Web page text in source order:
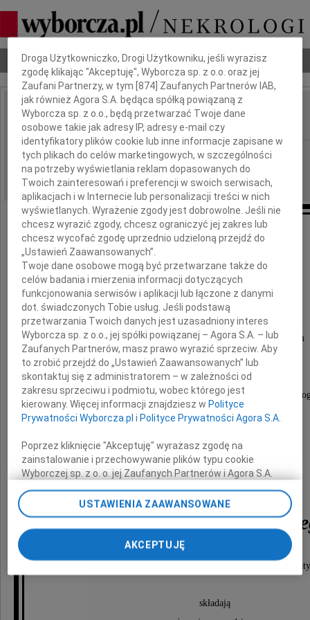
Nekrologi Odeszli Poradnik pogrzebowy
IMIĘ I NAZWISKO: Marian Klementowski
REGION: Lublin
DATA EMISJI: 03.12.2013
Podziękowanie
Serdeczne podziękowanie
Dyrektorowi oraz współpracownikom
Instytutu Historii i Teorii Państwa i Prawa,
Dziekanowi, Radzie Wydziału i Pracownikom
Wydziału Prawa i Administracji UMCS
oraz Wszystkim, którzy wzięli udział w uroczystościach
Mariana
za okazane współczucie, złożone wieńce i kwiaty
składają
Dbamy o Twoją prywatność
Droga Użytkowniczko, Drogi Użytkowniku, jeśli wyrazisz
zgodę klikając "Akceptuję", Wyborcza sp. z o.o. oraz jej
Zaufani Partnerzy, w tym [874 ] Zaufanych Partnerów IAB,
jak również Agora S.A. będąca spółką powiązaną z
Wyborcza sp. z o.o., będą przetwarzać Twoje dane
osobowe takie jak adresy IP, adresy e-mail czy
identyfikatory plików cookie lub inne informacje zapisane w
tych plikach do celów marketingowych, w szczególności
na potrzeby wyświetlania reklam dopasowanych do
Twoich zainteresowań i preferencji w swoich serwisach,
aplikacjach i w Internecie lub personalizacji treści w nich
wyświetlanych. Wyrażenie zgody jest dobrowolne. Jeśli nie
chcesz wyrazić zgody, chcesz ograniczyć jej zakres lub
chcesz wycofać zgodę uprzednio udzieloną przejdź do
„Ustawień Zaawansowanych”.
Twoje dane osobowe mogą być przetwarzane także do
celów badania i mierzenia informacji dotyczących
funkcjonowania serwisów i aplikacji lub łączone z danymi
dot. świadczonych Tobie usług. Jeśli podstawą
przetwarzania Twoich danych jest uzasadniony interes
Wyborcza sp. z o.o., jej spółki powiązanej – Agora S.A. – lub
Zaufanych Partnerów, masz prawo wyrazić sprzeciw. Aby
to zrobić przejdź do „Ustawień Zaawansowanych” lub
skontaktuj się z administratorem – w zależności od
zakresu sprzeciwu i podmiotu, wobec którego jest
kierowany. Więcej informacji znajdziesz w Polityce
Prywatności Wyborcza.pl i Polityce Prywatności Agora S.A.
Poprzez kliknięcie "Akceptuję" wyrażasz zgodę na
zainstalowanie i przechowywanie plików typu cookie
Wyborczej sp. z o. o. jej Zaufanych Partnerów i Agora S.A.
na Twoim urządzeniu końcowym. Możesz też w każdej
chwili zmienić swoje preferencje dot. plików cookie,
ponownie wywołując narzędzie do zarządzania Twoimi
preferencjami dot. przetwarzania danych poprzez
odnośnik „Ustawienia prywatności” w stopce serwisu i
przechodząc do sekcji „Ustawienia zaawansowane”.
My, nasi Zaufani Partnerzy i Agora S.A. możemy
USTAWIENIA ZAAWANSOWANE
AKCEPTUJĘ